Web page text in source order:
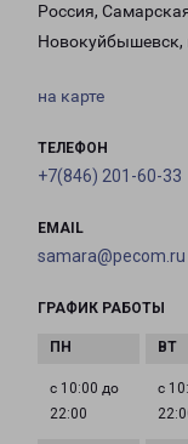
Россия,
Новокуйбышевск,
на карте
ТЕЛЕФОН
+7(846) 201-60-33
EMAIL
samara@pecom.ru
ГРАФИК РАБОТЫ
с 10:00 до
22:00
с